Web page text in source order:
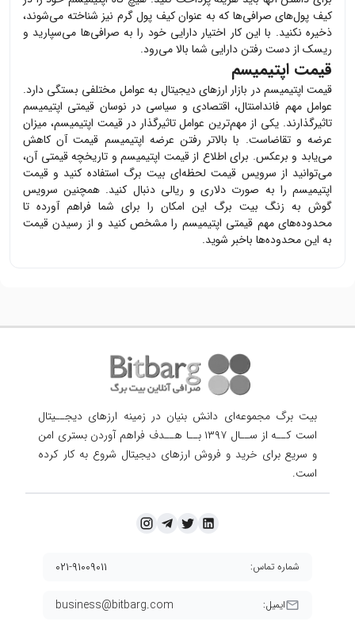
کیف پول‌های صرافی‌ها که به عنوان کیف پول گرم نیز شناخته می‌شوند،
ذخیره نکنید. با این کار اختیار دارایی خود را به صرافی‌ها می‌سپارید و
ریسک از دست رفتن دارایی شما بالا می‌رود.
قیمت اپتیمیسم
قیمت اپتیمیسمدر بازار ارزهای دیجیتال به عوامل مختلفی بستگی دارد.
عوامل مهم فاندامنتال، اقتصادی و سیاسی در نوسان قیمتی اپتیمیسم
تاثیرگذارند. یکی از مهم‌ترین عوامل تاثیرگذار در قیمت اپتیمیسم، میزان
عرضه و تقاضاست. با بالاتر رفتن عرضه اپتیمیسم قیمت آن کاهش
می‌یابد و برعکس. برای اطلاع از قیمت اپتیمیسمو تاریخچه قیمتی آن،
می‌توانید از سرویس قیمت لحظه‌ای بیت برگ استفاده کنید و قیمت
اپتیمیسم را به صورت دلاری و ریالی دنبال کنید. همچنین سرویس
گوش به زنگ بیت برگ این امکان را برای شما فراهم آورده تا
محدوده‌های مهم قیمتی اپتیمیسم را مشخص کنید و از رسیدن قیمت
به این محدوده‌ها باخبر شوید.
بیت برگ مجموعه‌ای دانش بنیان در زمینه ارزهای دیجــیتال
است کــه از ســال ۱۳۹۷ بــا هــدف فراهم آوردن
بستری امن
و سریع برای خرید و فروش ارزهای دیجیتال شروع به کار کرده
است.
ایمیل: business@bitbarg.com
شماره تماس: ۰۲۱-۹۱۰۰۹۰۱۱